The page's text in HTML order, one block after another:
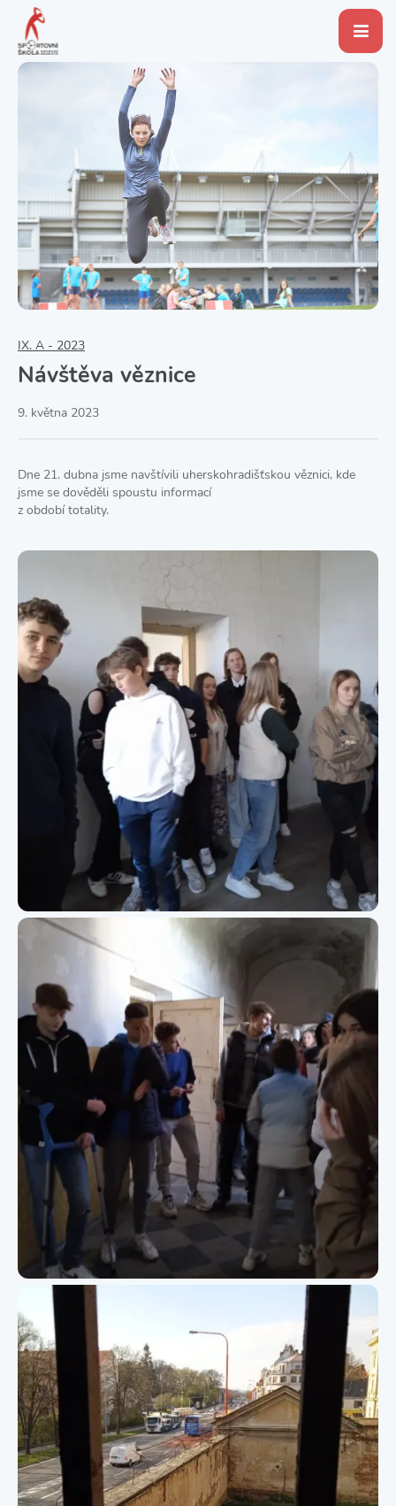
IX. A - 2023
Návštěva věznice
9. května 2023
Dne 21. dubna jsme navštívili uherskohradišťskou věznici, kde
jsme se dověděli spoustu informací
z období totality.